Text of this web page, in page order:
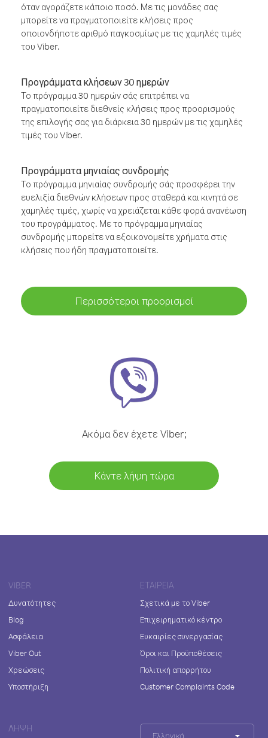
όταν αγοράζετε κάποιο ποσό. Με τις μονάδες σας
μπορείτε να πραγματοποιείτε κλήσεις προς
οποιονδήποτε αριθμό παγκοσμίως με τις χαμηλές τιμές
του Viber.
Προγράμματα κλήσεων 30 ημερών
Το πρόγραμμα 30 ημερών σάς επιτρέπει να
πραγματοποιείτε διεθνείς κλήσεις προς προορισμούς
της επιλογής σας για διάρκεια 30 ημερών με τις χαμηλές
τιμές του Viber.
Προγράμματα μηνιαίας συνδρομής
Το πρόγραμμα μηνιαίας συνδρομής σάς προσφέρει την
ευελιξία διεθνών κλήσεων προς σταθερά και κινητά σε
χαμηλές τιμές, χωρίς να χρειάζεται κάθε φορά ανανέωση
του προγράμματος. Με το πρόγραμμα μηνιαίας
συνδρομής μπορείτε να εξοικονομείτε χρήματα στις
κλήσεις που ήδη πραγματοποιείτε.
Περισσότεροι προορισμοί
Ακόμα δεν έχετε Viber;
Κάντε λήψη τώρα
VIBER
Δυνατότητες
Blog
Ασφάλεια
Viber Out
Χρεώσεις
Υποστήριξη
ΕΤΑΙΡΕΊΑ
Σχετικά με το Viber
Επιχειρηματικό κέντρο
Ευκαιρίες συνεργασίας
Όροι και Προϋποθέσεις
Πολιτική απορρήτου
Customer Complaints Code
ΛΉΨΗ
Ελληνικά